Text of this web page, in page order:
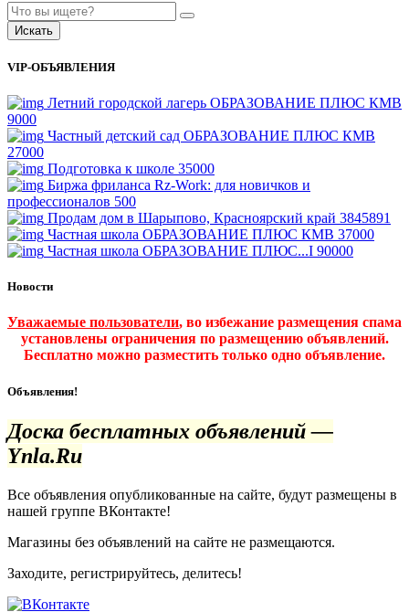
Искать
VIP-ОБЪЯВЛЕНИЯ
Летний городской лагерь ОБРАЗОВАНИЕ ПЛЮС КМВ
9000
Частный детский сад ОБРАЗОВАНИЕ ПЛЮС КМВ
27000
Подготовка к школе 35000
Биржа фриланса Rz-Work: для новичков и
профессионалов 500
Продам дом в Шарыпово, Красноярский край 3845891
Частная школа ОБРАЗОВАНИЕ ПЛЮС КМВ 37000
Частная школа ОБРАЗОВАНИЕ ПЛЮС...I 90000
Новости
Уважаемые пользователи, во избежание размещения спама
установлены ограничения по размещению объявлений.
Бесплатно можно разместить только одно объявление.
Объявления!
Доска бесплатных объявлений —
Ynla.Ru
Все объявления опубликованные на сайте, будут размещены в
нашей группе ВКонтакте!
Магазины без объявлений на сайте не размещаются.
Заходите, регистрируйтесь, делитесь!